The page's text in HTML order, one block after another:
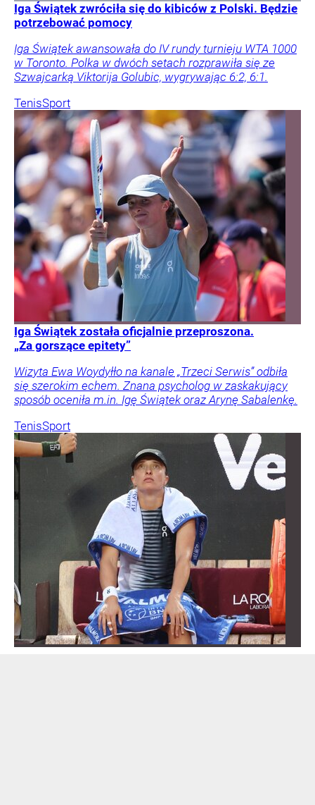
Iga Świątek zwróciła się do kibiców z Polski. Będzie
potrzebować pomocy
Iga Świątek awansowała do IV rundy turnieju WTA 1000
w Toronto. Polka w dwóch setach rozprawiła się ze
Szwajcarką Viktorija Golubic, wygrywając 6:2, 6:1.
TenisSport
Iga Świątek została oficjalnie przeproszona.
„Za gorszące epitety”
Wizyta Ewa Woydyłło na kanale „Trzeci Serwis” odbiła
się szerokim echem. Znana psycholog w zaskakujący
sposób oceniła m.in. Igę Świątek oraz Arynę Sabalenkę.
TenisSport